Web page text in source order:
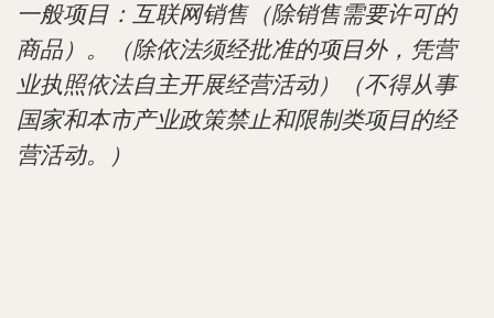
一般项目：互联网销售（除销售需要许可的
商品）。（除依法须经批准的项目外，凭营
业执照依法自主开展经营活动）（不得从事
国家和本市产业政策禁止和限制类项目的经
营活动。）